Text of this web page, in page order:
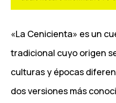
«La Cenicienta» es un
tradicional cuyo origen
culturas y épocas
dos versiones más